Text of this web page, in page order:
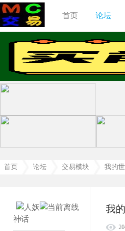
首页 论坛
首页 论坛 交易模块 我的
神话
我